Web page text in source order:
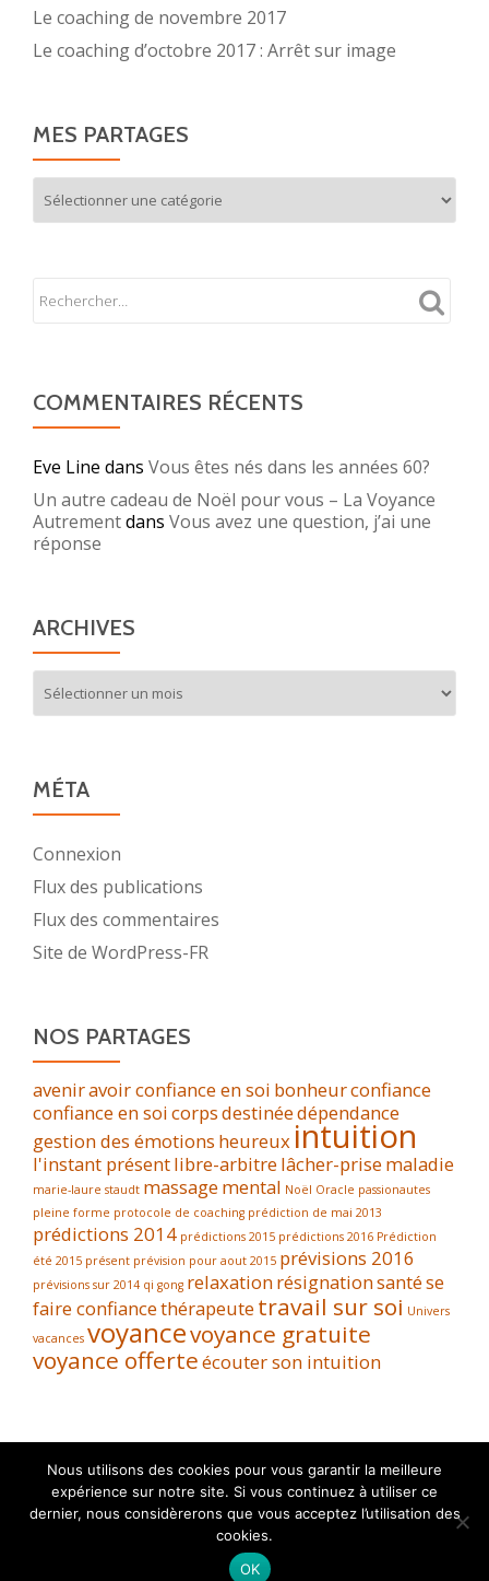
Le coaching de novembre 2017
Le coaching d’octobre 2017 : Arrêt sur image
MES PARTAGES
partages
COMMENTAIRES RÉCENTS
Eve Line dans Vous êtes nés dans les années 60?
Un autre cadeau de Noël pour vous – La Voyance
Autrementdans Vous avez une question, j’ai une
réponse
ARCHIVES
MÉTA
Connexion
Flux des publications
Flux des commentaires
Site de WordPress-FR
NOS PARTAGES
aveniravoir confiance en soi bonheurconfiance
confiance en soicorpsdestinéedépendance
gestion des émotions heureux intuition
l'instant présentlibre-arbitrelâcher-prisemaladie
marie-laure staudt massagemental Noël Oracle passionautes
pleine forme protocole de coaching prédiction de mai 2013
prédictions 2014 prédictions 2015 prédictions 2016 Prédiction
été 2015 présent prévision pour aout 2015 prévisions 2016
prévisions sur 2014 qi gong relaxationrésignationsantése
faire confiancethérapeutetravail sur soi Univers
vacances voyancevoyance gratuite
voyance offerteécouter son intuition
Nous utilisons des cookies pour vous garantir la meilleure
expérience sur notre site. Si vous continuez à utiliser ce
dernier, nous considèrerons que vous acceptez l’utilisation des
cookies.
OK